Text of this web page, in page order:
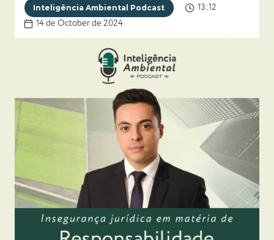
Inteligência Ambiental Podcast
13:12
14 de October de 2024